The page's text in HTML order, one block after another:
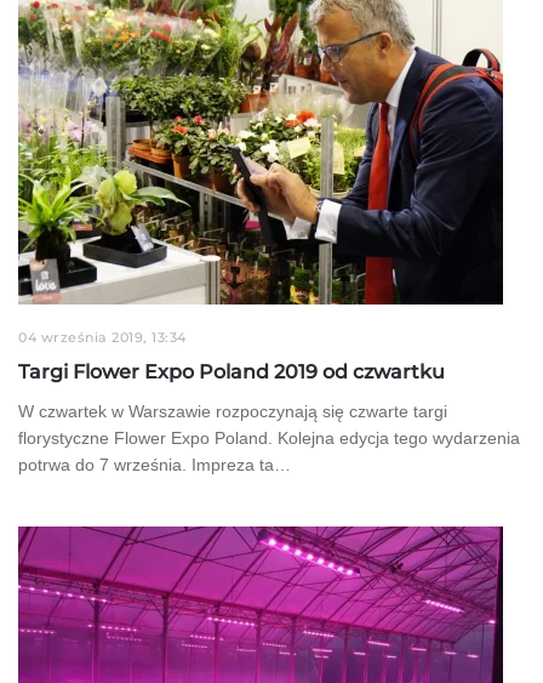
04 września 2019, 13:34
Targi Flower Expo Poland 2019 od czwartku
W czwartek w Warszawie rozpoczynają się czwarte targi
florystyczne Flower Expo Poland. Kolejna edycja tego wydarzenia
potrwa do 7 września. Impreza ta…